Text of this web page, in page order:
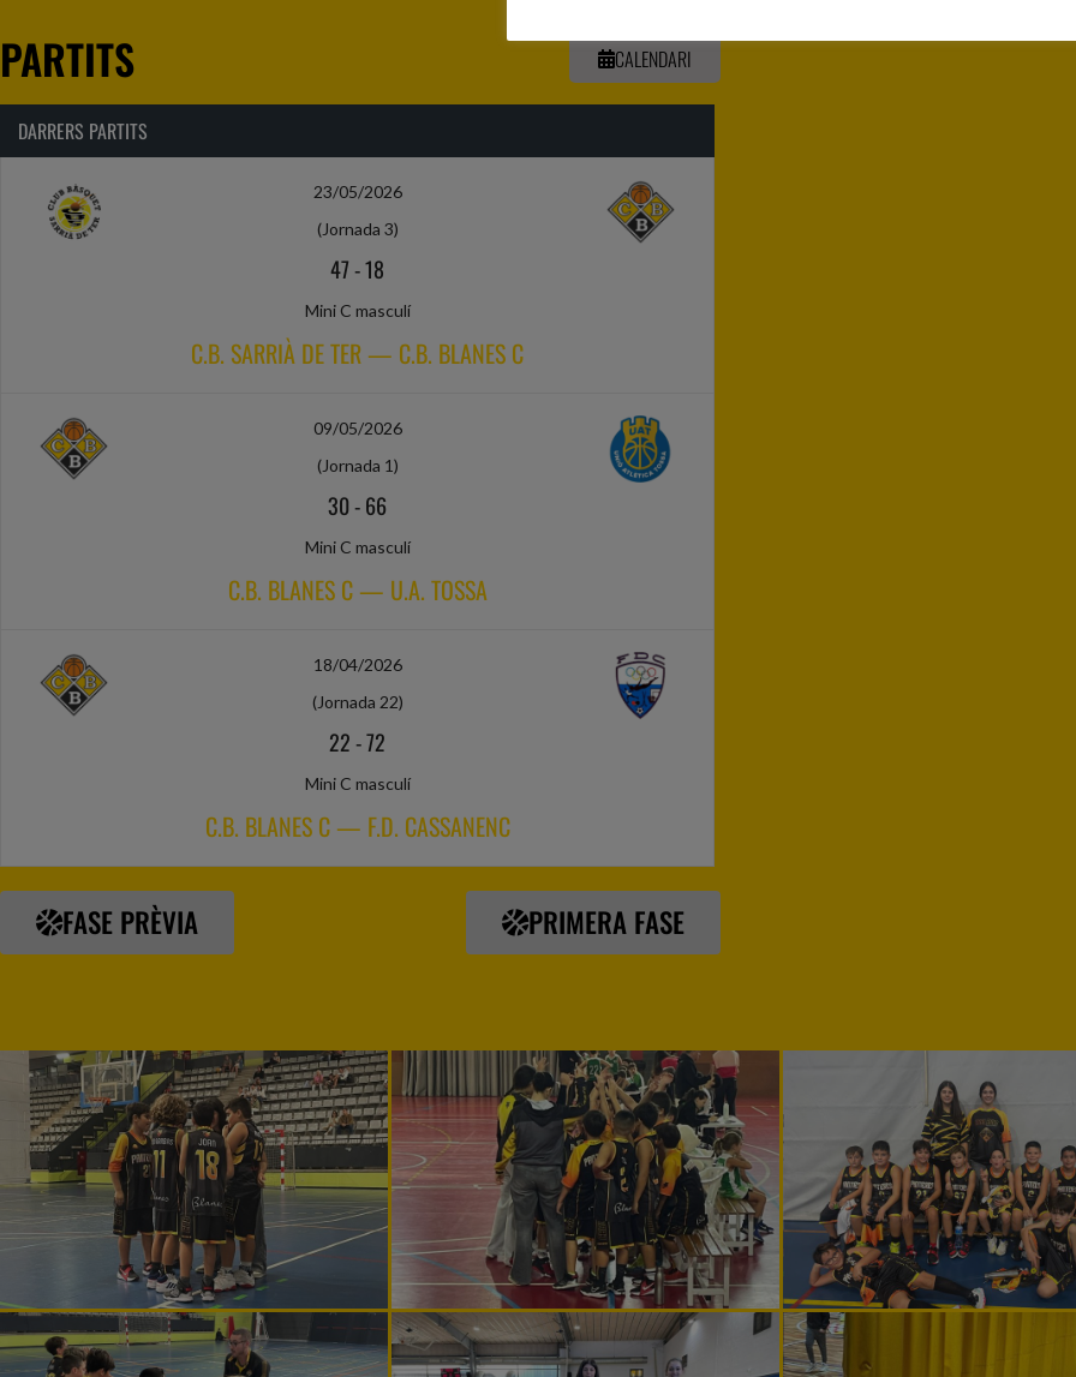
PARTITS CALENDARI
DARRERS PARTITS
23/05/2026
(Jornada 3)
47-18
Mini C masculí
C.B. SARRIÀ DE TER — C.B. BLANES C
09/05/2026
(Jornada 1)
30-66
Mini C masculí
C.B. BLANES C — U.A. TOSSA
18/04/2026
(Jornada 22)
22-72
Mini C masculí
C.B. BLANES C — F.D. CASSANENC
FASE PRÈVIA PRIMERA FASE